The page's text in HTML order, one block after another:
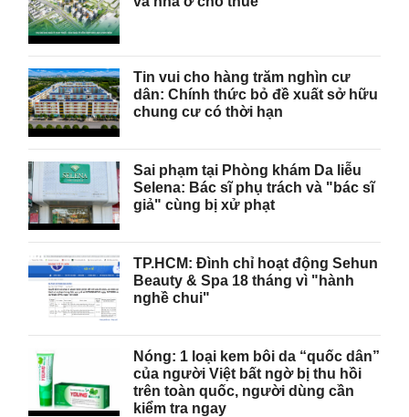
Tin vui cho hàng trăm nghìn cư
dân: Chính thức bỏ đề xuất sở hữu
chung cư có thời hạn
Sai phạm tại Phòng khám Da liễu
Selena: Bác sĩ phụ trách và "bác sĩ
giả" cùng bị xử phạt
TP.HCM: Đình chỉ hoạt động Sehun
Beauty & Spa 18 tháng vì "hành
nghề chui"
Nóng: 1 loại kem bôi da “quốc dân”
của người Việt bất ngờ bị thu hồi
trên toàn quốc, người dùng cần
kiểm tra ngay